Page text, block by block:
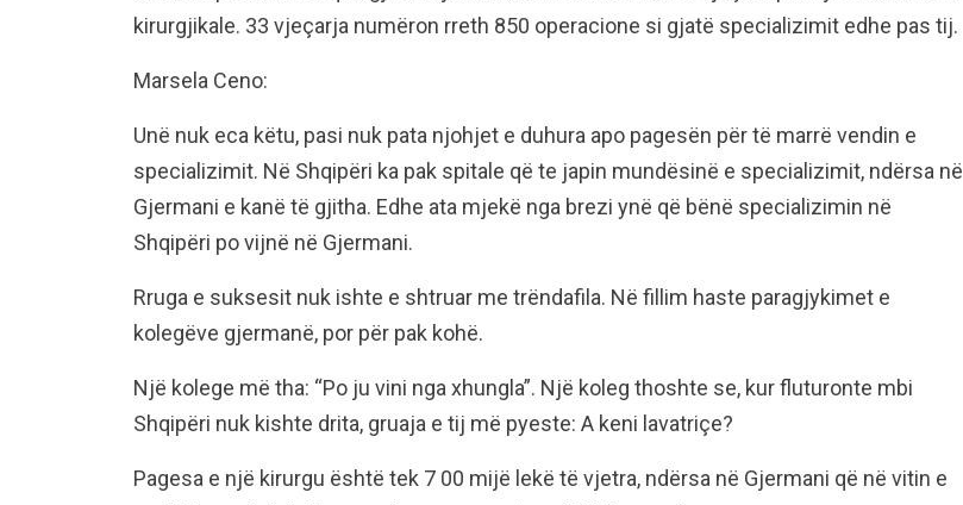
kirurgjikale. 33 vjeçarja numëron rreth 850 operacione si gjatë specializimit edhe pas tij.
Marsela Ceno:
Unë nuk eca këtu, pasi nuk pata njohjet e duhura apo pagesën për të marrë vendin e
specializimit. Në Shqipëri ka pak spitale që te japin mundësinë e specializimit, ndërsa në
Gjermani e kanë të gjitha. Edhe ata mjekë nga brezi ynë që bënë specializimin në
Shqipëri po vijnë në Gjermani.
Rruga e suksesit nuk ishte e shtruar me trëndafila. Në fillim haste paragjykimet e
kolegëve gjermanë, por për pak kohë.
Një kolege më tha: “Po ju vini nga xhungla”. Një koleg thoshte se, kur fluturonte mbi
Shqipëri nuk kishte drita, gruaja e tij më pyeste: A keni lavatriçe?
Pagesa e një kirurgu është tek 7 00 mijë lekë të vjetra, ndërsa në Gjermani që në vitin e